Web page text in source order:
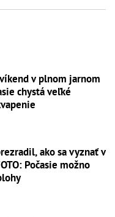
v plnom jarnom
chystá veľké
ako sa vyznať v
Počasie možno